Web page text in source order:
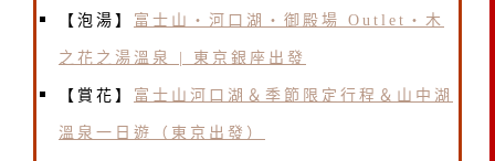
【泡湯】 富士山・河口湖・御殿場 Outlet・木
之花之湯溫泉 | 東京銀座出發
【賞花】 富士山河口湖＆季節限定行程＆山中湖
溫泉一日遊（東京出發）